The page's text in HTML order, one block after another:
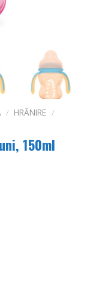
/ HRĂNIRE /
150ml
150ml